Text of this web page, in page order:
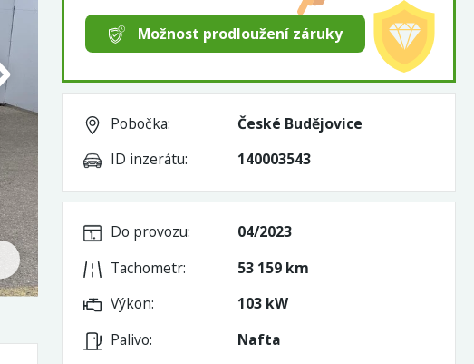
Možnost prodloužení záruky
Pobočka:
České Budějovice
ID inzerátu:
140003543
Do provozu:
04/2023
Tachometr:
53 159 km
Výkon:
103 kW
Palivo:
Nafta